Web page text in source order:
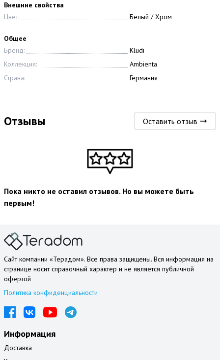
Внешние свойства
Цвет:
Белый / Хром
Общее
Бренд:
Kludi
Коллекция:
Ambienta
Страна:
Германия
Отзывы Оставить отзыв
Пока никто не оставил отзывов. Но вы можете быть
первым!
Сайт компании «Терадом». Все права защищены. Вся информация на
странице носит справочный характер и не является публичной
офертой
Политика конфиденциальности
Информация
Доставка